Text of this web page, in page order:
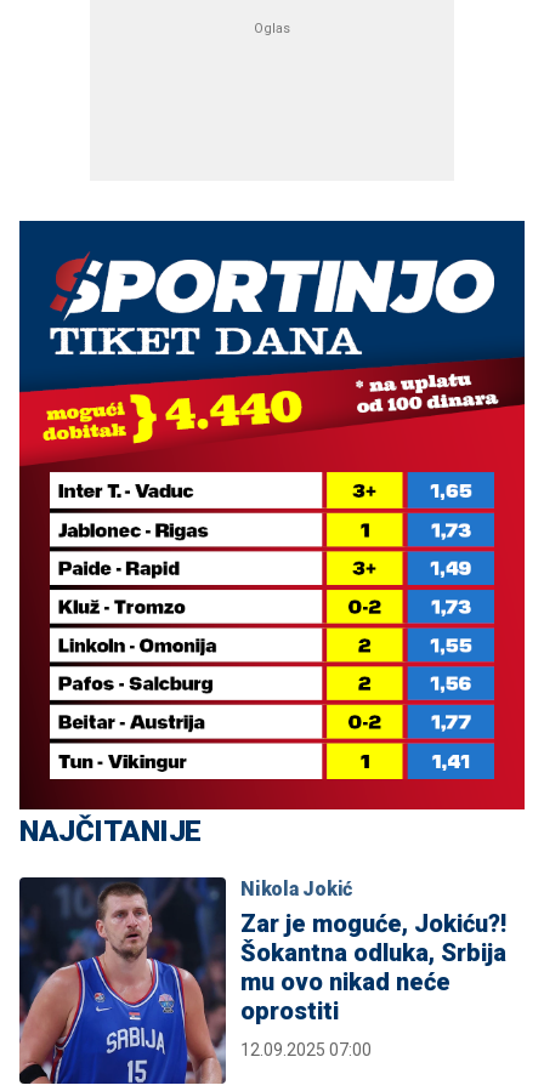
NAJČITANIJE
Nikola Jokić
Zar je moguće, Jokiću?!
Šokantna odluka, Srbija
mu ovo nikad neće
oprostiti
12.09.2025 07:00